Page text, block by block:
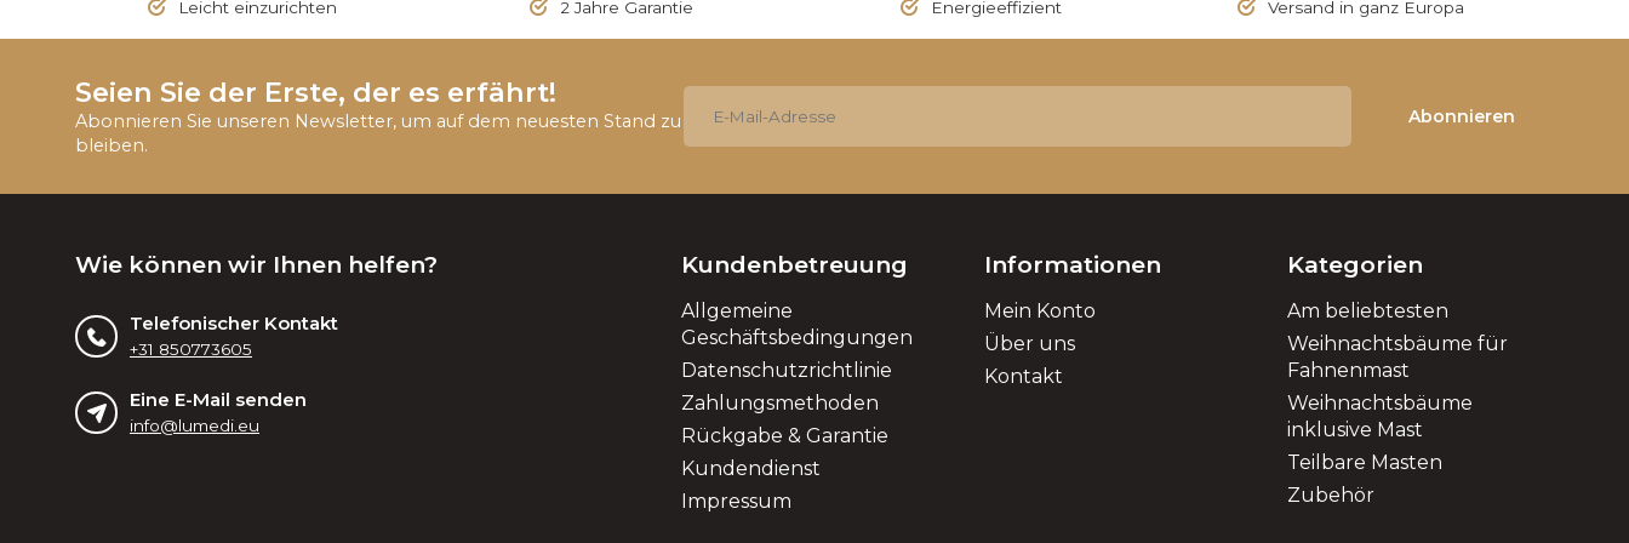
Leicht einzurichten 2 Jahre Garantie Energieeffizient Versand in ganz Europa
Seien Sie der Erste, der es erfährt!
Abonnieren Sie unseren Newsletter, um auf dem neuesten Stand zu
bleiben.
Abonnieren
Wie können wir Ihnen helfen?
Telefonischer Kontakt
+31 850773605
Eine E-Mail senden
info@lumedi.eu
Kundenbetreuung
Allgemeine
Geschäftsbedingungen
Datenschutzrichtlinie
Zahlungsmethoden
Rückgabe & Garantie
Kundendienst
Impressum
Informationen
Mein Konto
Über uns
Kontakt
Kategorien
Am beliebtesten
Weihnachtsbäume für
Fahnenmast
Weihnachtsbäume
inklusive Mast
Teilbare Masten
Zubehör